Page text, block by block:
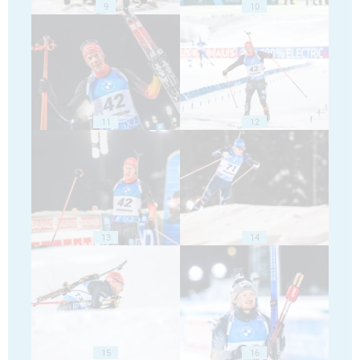
9 10
11 12
13 14
15 16